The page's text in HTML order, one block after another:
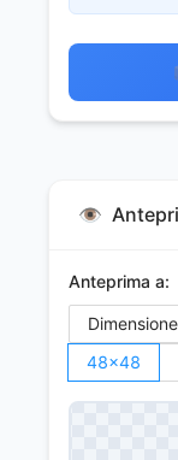
👁️
Anteprima a:
48×48